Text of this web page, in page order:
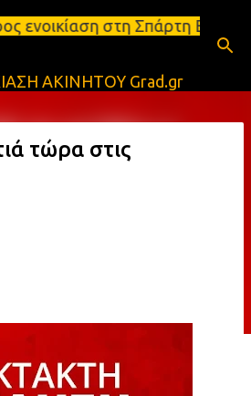
κύριο περιεχόμενο
Ενοικιάσεις
ΑΚΙΝΗΤΟΥ Grad.gr
τώρα στις